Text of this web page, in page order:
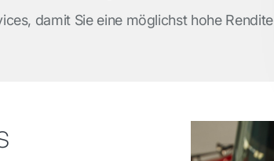
damit Sie eine möglichst hohe Rendite